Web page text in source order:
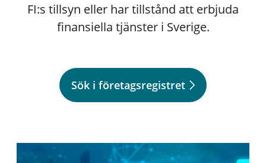
FI:s tillsyn eller har tillstånd att erbjuda
finansiella tjänster i Sverige.
Sök i företagsregistret